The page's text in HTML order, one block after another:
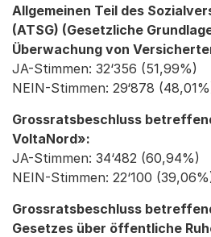
Allgemeinen Teil des
(ATSG) (Gesetzliche
Überwachung von
JA-Stimmen: 32‘356 (51,99%)
NEIN-Stimmen: 29‘878
Grossratsbeschluss
VoltaNord»:
JA-Stimmen: 34‘482 (60,94%)
NEIN-Stimmen: 22‘100
Grossratsbeschluss
Gesetzes über öffentliche